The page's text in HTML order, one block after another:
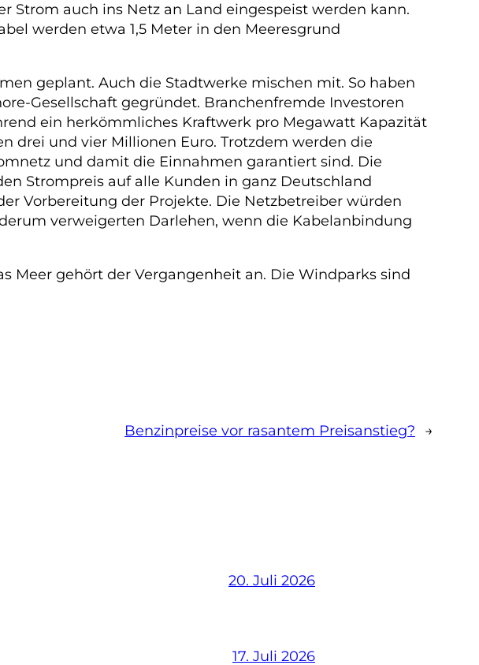
Strom auch ins Netz an Land eingespeist werden kann.
werden etwa 1,5 Meter in den Meeresgrund
geplant. Auch die Stadtwerke mischen mit. So haben
Gesellschaft gegründet. Branchenfremde Investoren
ein herkömmliches Kraftwerk pro Megawatt Kapazität
drei und vier Millionen Euro. Trotzdem werden die
und damit die Einnahmen garantiert sind. Die
Strompreis auf alle Kunden in ganz Deutschland
Vorbereitung der Projekte. Die Netzbetreiber würden
verweigerten Darlehen, wenn die Kabelanbindung
Meer gehört der Vergangenheit an. Die Windparks sind
Benzinpreise vor rasantem Preisanstieg? →
20. Juli 2026
17. Juli 2026